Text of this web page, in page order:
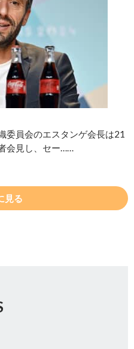
委員会のエスタンゲ会長は21
会見し、セー……
見る